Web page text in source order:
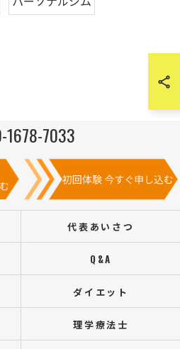
1678-7033
代表あいさつ
Q&A
ダイエット
理学療法士